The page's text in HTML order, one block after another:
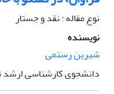
نوع مقاله : نقد و جستار
نویسنده
شیرین رستمی
دانشجوی کارشناسی ارشد